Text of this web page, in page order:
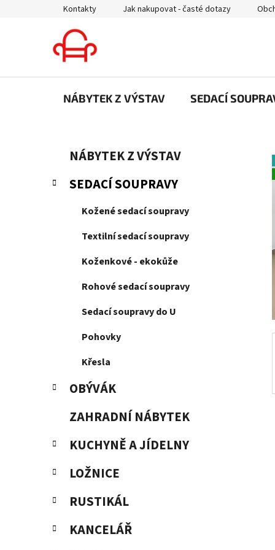
Kontakty Jak nakupovat - časté dotazy
NÁBYTEK Z VÝSTAV SEDACÍ
s
Přeskočit
kategorie
t
e
NÁBYTEK Z VÝSTAV
SEDACÍ SOUPRAVY
Kožené sedací soupravy
Textilní sedací soupravy
Koženkové - ekokůže
Rohové sedací soupravy
Sedací soupravy do U
Pohovky
Křesla
OBÝVÁK
ZAHRADNÍ NÁBYTEK
KUCHYNĚ A JÍDELNY
LOŽNICE
RUSTIKÁL
KANCELÁŘ